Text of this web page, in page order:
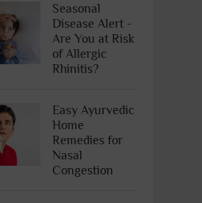
Seasonal
Disease Alert -
Are You at Risk
of Allergic
Rhinitis?
Easy Ayurvedic
Home
Remedies for
Nasal
Congestion